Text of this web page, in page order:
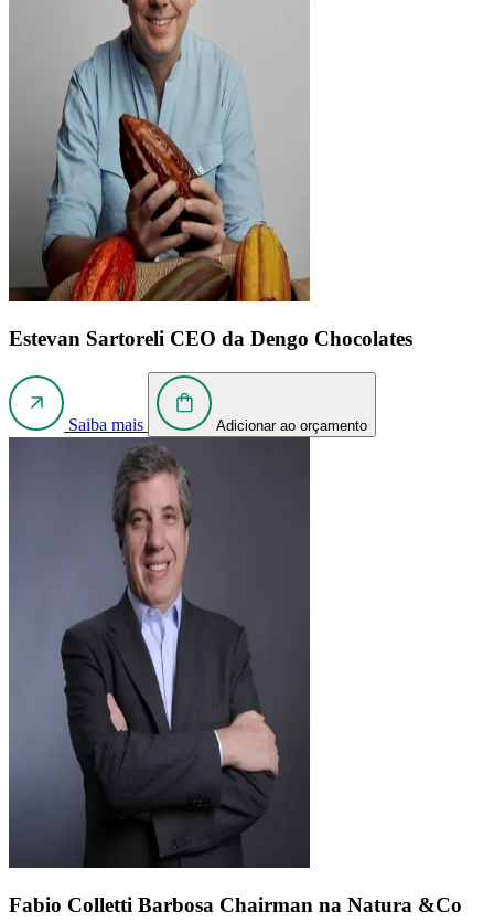
Estevan Sartoreli CEO da Dengo Chocolates
Saiba mais Adicionar ao orçamento
Fabio Colletti Barbosa Chairman na Natura &Co